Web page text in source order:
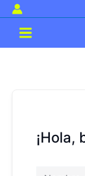
al
contenido
Main
¡Hola,